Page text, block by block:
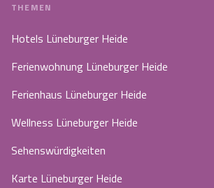
THEMEN
Hotels Lüneburger Heide
Ferienwohnung Lüneburger Heide
Ferienhaus Lüneburger Heide
Wellness Lüneburger Heide
Sehenswürdigkeiten
Karte Lüneburger Heide